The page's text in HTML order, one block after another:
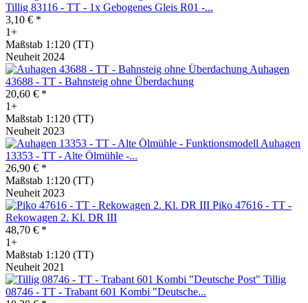
Tillig 83116 - TT - 1x Gebogenes Gleis R01 -...
3,10 € *
1+
Maßstab 1:120 (TT)
Neuheit 2024
Auhagen
43688 - TT - Bahnsteig ohne Überdachung
20,60 € *
1+
Maßstab 1:120 (TT)
Neuheit 2023
Auhagen
13353 - TT - Alte Ölmühle -...
26,90 € *
Maßstab 1:120 (TT)
Neuheit 2023
Piko 47616 - TT -
Rekowagen 2. Kl. DR III
48,70 € *
1+
Maßstab 1:120 (TT)
Neuheit 2021
Tillig
08746 - TT - Trabant 601 Kombi "Deutsche...